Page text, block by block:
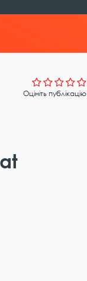
Оцініть публікацію